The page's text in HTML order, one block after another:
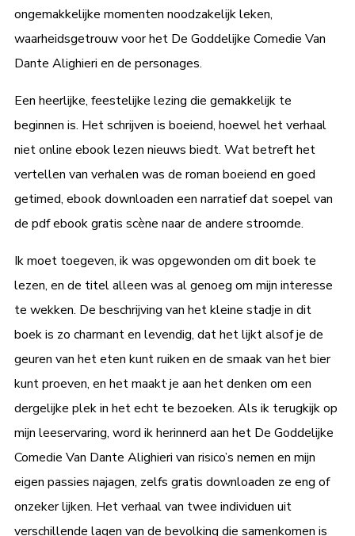
ongemakkelijke momenten noodzakelijk leken,
waarheidsgetrouw voor het De Goddelijke Comedie Van
Dante Alighieri en de personages.
Een heerlijke, feestelijke lezing die gemakkelijk te
beginnen is. Het schrijven is boeiend, hoewel het verhaal
niet online ebook lezen nieuws biedt. Wat betreft het
vertellen van verhalen was de roman boeiend en goed
getimed, ebook downloaden een narratief dat soepel van
de pdf ebook gratis scène naar de andere stroomde.
Ik moet toegeven, ik was opgewonden om dit boek te
lezen, en de titel alleen was al genoeg om mijn interesse
te wekken. De beschrijving van het kleine stadje in dit
boek is zo charmant en levendig, dat het lijkt alsof je de
geuren van het eten kunt ruiken en de smaak van het bier
kunt proeven, en het maakt je aan het denken om een
dergelijke plek in het echt te bezoeken. Als ik terugkijk op
mijn leeservaring, word ik herinnerd aan het De Goddelijke
Comedie Van Dante Alighieri van risico’s nemen en mijn
eigen passies najagen, zelfs gratis downloaden ze eng of
onzeker lijken. Het verhaal van twee individuen uit
verschillende lagen van de bevolking die samenkomen is